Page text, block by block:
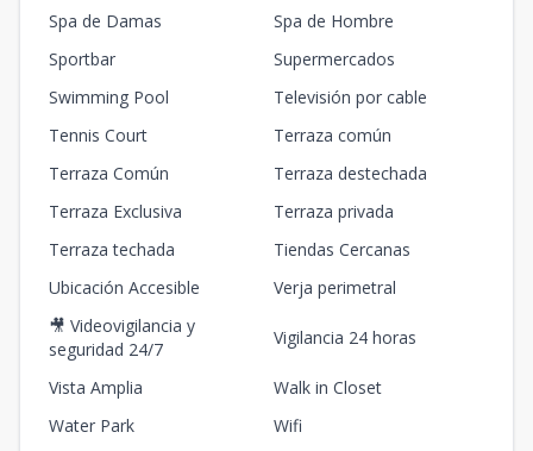
Spa de Damas
Spa de Hombre
Sportbar
Supermercados
Swimming Pool
Televisión por cable
Tennis Court
Terraza común
Terraza Común
Terraza destechada
Terraza Exclusiva
Terraza privada
Terraza techada
Tiendas Cercanas
Ubicación Accesible
Verja perimetral
🎥 Videovigilancia y
seguridad 24/7
Vigilancia 24 horas
Vista Amplia
Walk in Closet
Water Park
Wifi